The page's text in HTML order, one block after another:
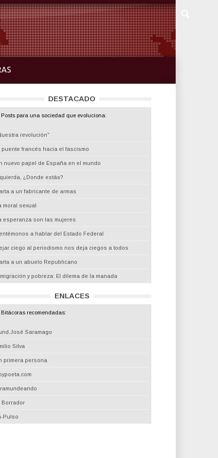
DESTACADO
Posts para una sociedad que evoluciona:
revolución"
puente francés hacia el fascismo
nuevo papel de España en el mundo
¿Donde estás?
a un fabricante de armas
moral sexual
esperanza son las mujeres
a hablar del Estado Federal
ciego al periodismo nos deja ciegos a todos
a un abuelo Republicano
y pobreza: El dilema de la manada
ENLACES
Bitácoras recomendadas:
Saramago
Silva
primera persona
Borrador
Pulso